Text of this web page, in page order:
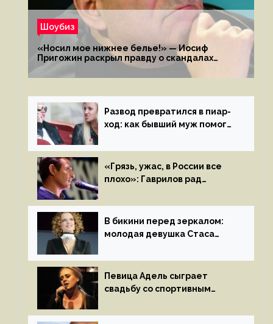
Шоубиз
«Носил мое нижнее белье!» — Иосиф
Пригожин раскрыл правду о скандалах
с мужем своей экс-жены
Развод превратился в пиар-
ход: как бывший муж помог
«Грязь, ужас, в России все
плохо»: Гаврилов рад
иноагентов
В бикини перед зеркалом:
молодая девушка Стаса
на камеру
Певица Адель сыграет
свадьбу со спортивным
летом